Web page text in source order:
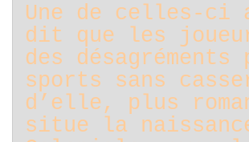
Une de celles-ci
dit que les
des
sports sans
d’elle, plus
situe la